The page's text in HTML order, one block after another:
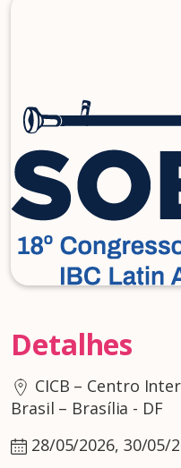
Detalhes
CICB – Centro
Brasil – Brasília - DF
28/05/2026, 30/05/